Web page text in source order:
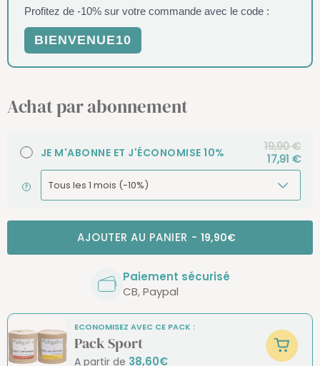
Profitez de -10% sur votre commande avec le code :
BIENVENUE10
Achat par abonnement
JE M'ABONNE ET J'ÉCONOMISE 10%
19,90 €
17,91 €
AJOUTER AU PANIER - 19,90€
Paiement sécurisé
CB, Paypal
ECONOMISEZ AVEC CE PACK :
Pack Sport
A partir de 38,60€